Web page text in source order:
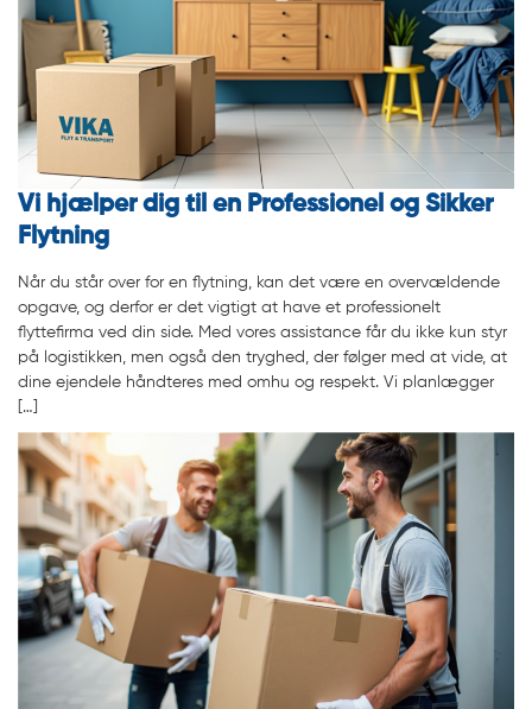
Vi hjælper dig til en Professionel og Sikker
Flytning
Når du står over for en flytning, kan det være en overvældende
opgave, og derfor er det vigtigt at have et professionelt
flyttefirma ved din side. Med vores assistance får du ikke kun styr
på logistikken, men også den tryghed, der følger med at vide, at
dine ejendele håndteres med omhu og respekt. Vi planlægger
[…]